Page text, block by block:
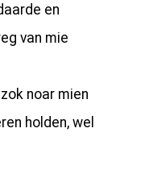
en
van mie
noar mien
holden, wel